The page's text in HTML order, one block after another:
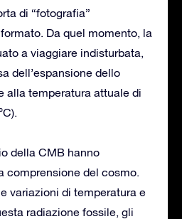
di “fotografia”
Da quel momento, la
a viaggiare indisturbata,
dell’espansione dello
alla temperatura attuale di
della CMB hanno
comprensione del cosmo.
variazioni di temperatura e
radiazione fossile, gli